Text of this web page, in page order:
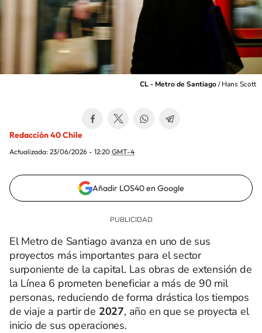
CL - Metro de Santiago/Hans Scott
Redacción 40 Chile
Actualizada: 23/06/2026 - 12:20 GMT-4
Añadir LOS40 en Google
El Metro de Santiago avanza en uno de sus
proyectos más importantes para el sector
surponiente de la capital. Las obras de extensión de
la Línea 6 prometen beneficiar a más de 90 mil
personas, reduciendo de forma drástica los tiempos
de viaje a partir de 2027, año en que se proyecta el
inicio de sus operaciones.